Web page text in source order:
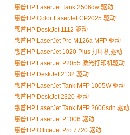
惠普HP LaserJet Tank 2506dw 驱动
惠普HP Color LaserJet CP2025 驱动
惠普HP DeskJet 1112 驱动
惠普HP LaserJet Pro M126a MFP 驱动
惠普HP LaserJet 1020 Plus 打印机驱动
惠普HP LaserJet P2055 激光打印机驱动
惠普HP DeskJet 2132 驱动
惠普HP LaserJet Tank MFP 1005W 驱动
惠普HP DeskJet 2320 驱动
惠普HP LaserJet Tank MFP 2606sdn 驱动
惠普HP LaserJet P1006 驱动
惠普HP OfficeJet Pro 7720 驱动